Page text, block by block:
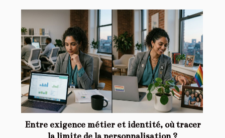
Entre exigence métier et identité, où tracer